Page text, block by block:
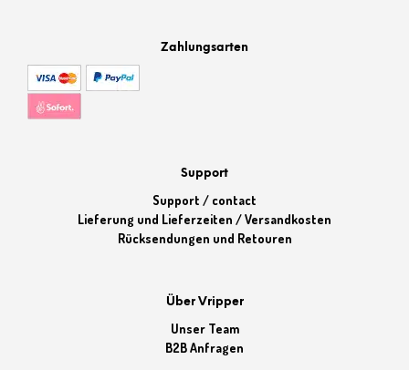
Zahlungsarten
Support
Support / contact
Lieferung und Lieferzeiten / Versandkosten
Rücksendungen und Retouren
Über Vripper
Unser Team
B2B Anfragen